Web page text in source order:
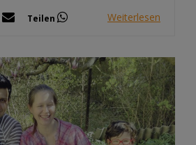
Teilen Weiterlesen